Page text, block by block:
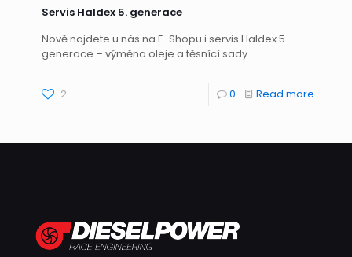
Servis Haldex 5. generace
Nově najdete u nás na E-Shopu i servis Haldex 5.
generace – výměna oleje a těsnící sady.
2 0 Read more